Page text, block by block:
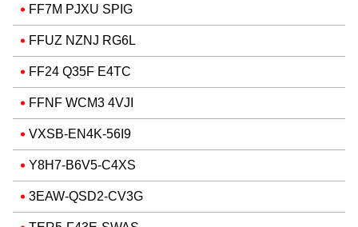
FF7M PJXU SPIG
FFUZ NZNJ RG6L
FF24 Q35F E4TC
FFNF WCM3 4VJI
VXSB-EN4K-56I9
Y8H7-B6V5-C4XS
3EAW-QSD2-CV3G